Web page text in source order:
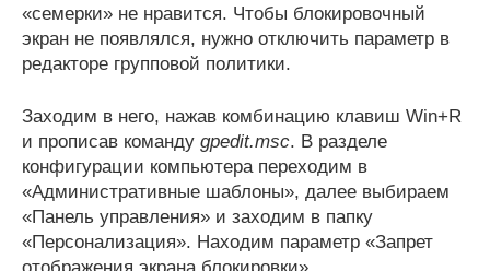
«семерки» не нравится. Чтобы блокировочный
экран не появлялся, нужно отключить параметр в
редакторе групповой политики.
Заходим в него, нажав комбинацию клавиш Win+R
и прописав команду gpedit.msc. В разделе
конфигурации компьютера переходим в
«Административные шаблоны», далее выбираем
«Панель управления» и заходим в папку
«Персонализация». Находим параметр «Запрет
отображения экрана блокировки».